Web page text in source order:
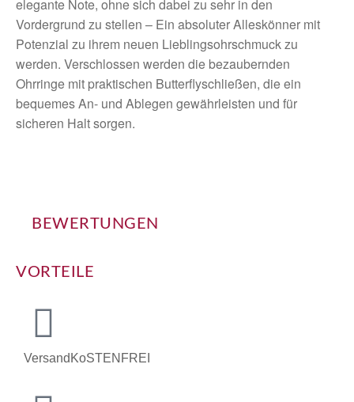
elegante Note, ohne sich dabei zu sehr in den
Vordergrund zu stellen – Ein absoluter Alleskönner mit
Potenzial zu ihrem neuen Lieblingsohrschmuck zu
werden. Verschlossen werden die bezaubernden
Ohrringe mit praktischen Butterflyschließen, die ein
bequemes An- und Ablegen gewährleisten und für
sicheren Halt sorgen.
BEWERTUNGEN
VORTEILE
VersandKoSTENFREI